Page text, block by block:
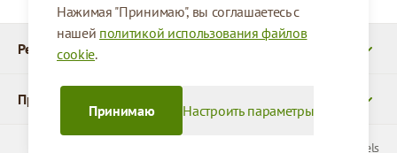
Нажимая "Принимаю", вы соглашаетесь с
нашей политикой использования файлов
cookie.
Настроить параметры
Принимаю
Реквизиты
Продукты
© 2026 SIA Parcels